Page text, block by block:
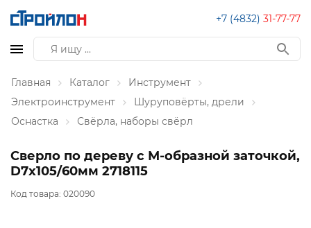
+7 (4832) 31-77-77
Главная Каталог
Инструмент
Электроинструмент
Шуруповёрты, дрели
Оснастка
Свёрла, наборы свёрл
Сверло по дереву с М-образной заточкой,
D7x105/60мм 2718115
Код товара: 020090